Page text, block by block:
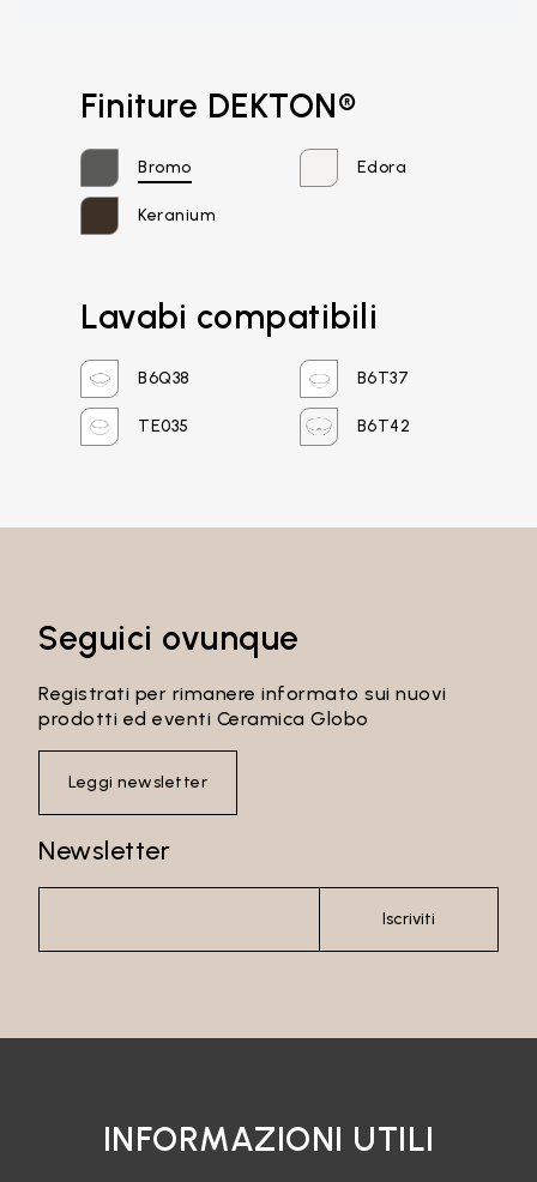
Password
Recupera password
Finiture DEKTON®
Bromo Edora
Keranium
Lavabi compatibili
B6Q38 B6T37
TE035 B6T42
Seguici ovunque
Registrati per rimanere informato sui nuovi
prodotti ed eventi Ceramica Globo
Leggi newsletter
Newsletter
Iscriviti
INFORMAZIONI UTILI